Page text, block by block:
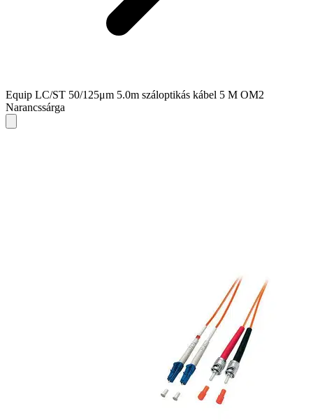
Equip LC/ST 50/125μm 5.0m száloptikás kábel 5 M OM2
Narancssárga